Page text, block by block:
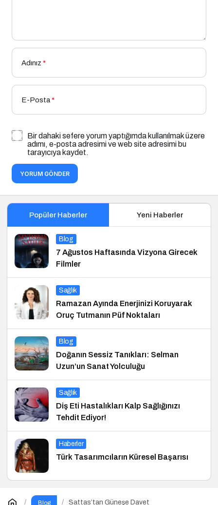
Adınız *
E-Posta*
Bir dahaki sefere yorum yaptığımda kullanılmak üzere
adımı, e-posta adresimi ve web site adresimi bu
tarayıcıya kaydet.
YORUM GÖNDER
Popüler Haberler Yeni Haberler
Blog
7 Ağustos Haftasında Vizyona Girecek
Filmler
Sağlık
Ramazan Ayında Enerjinizi Koruyarak
Oruç Tutmanın Püf Noktaları
Blog
Doğanın Sessiz Tanıkları: Selman
Uzun’un Sanat Yolculuğu
Sağlık
Diş Eti Hastalıkları Kalp Sağlığınızı
Tehdit Ediyor!
Haberler
Türk Tasarımcıların Küresel Başarısı
Blog Sattas’tan Güneşe Davet